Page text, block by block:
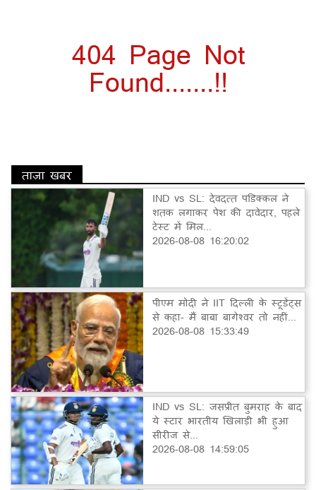
404 Page Not
Found.......!!
ताज़ा खबर
IND vs SL: देवदत्त पडिक्कल ने
शतक लगाकर पेश की दावेदार, पहले
टेस्ट में मिल...
2026-08-08 16:20:02
पीएम मोदी ने IIT दिल्ली के स्टूडेंट्स
से कहा- मैं बाबा बागेश्वर तो नहीं...
2026-08-08 15:33:49
IND vs SL: जसप्रीत बुमराह के बाद
ये स्टार भारतीय खिलाड़ी भी हुआ
सीरीज से...
2026-08-08 14:59:05